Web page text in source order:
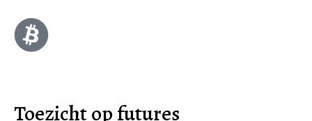
Toezicht op futures